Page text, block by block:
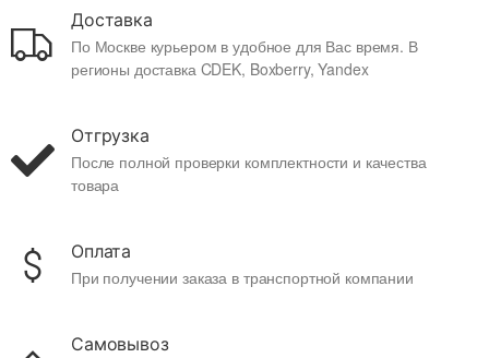
Доставка
По Москве курьером в удобное для Вас время. В
регионы доставка CDEK, Boxberry, Yandex
Отгрузка
После полной проверки комплектности и качества
товара
Оплата
При получении заказа в транспортной компании
Самовывоз